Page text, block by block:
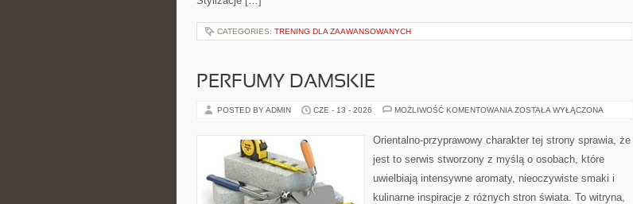
CATEGORIES: TRENING DLA ZAAWANSOWANYCH
PERFUMY DAMSKIE
POSTED BY ADMIN CZE - 13 - 2026 MOŻLIWOŚĆ KOMENTOWANIA PERFUMY
ZOSTAŁA WYŁĄCZONA
Orientalno-przyprawowy charakter tej strony sprawia, że
jest to serwis stworzony z myślą o osobach, które
uwielbiają intensywne aromaty, nieoczywiste smaki i
kulinarne inspiracje z różnych stron świata. To witryna,